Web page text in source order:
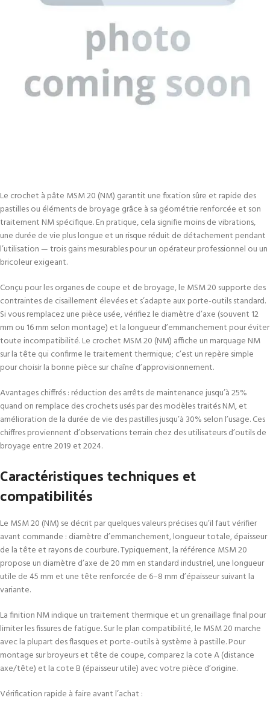
Le crochet à pâte MSM 20 (NM) garantit une fixation sûre et rapide des
pastilles ou éléments de broyage grâce à sa géométrie renforcée et son
traitement NM spécifique. En pratique, cela signifie moins de vibrations,
une durée de vie plus longue et un risque réduit de détachement pendant
l’utilisation — trois gains mesurables pour un opérateur professionnel ou un
bricoleur exigeant.
Conçu pour les organes de coupe et de broyage, le MSM 20 supporte des
contraintes de cisaillement élevées et s’adapte aux porte-outils standard.
Si vous remplacez une pièce usée, vérifiez le diamètre d’axe (souvent 12
mm ou 16 mm selon montage) et la longueur d’emmanchement pour éviter
toute incompatibilité. Le crochet MSM 20 (NM) affiche un marquage NM
sur la tête qui confirme le traitement thermique; c’est un repère simple
pour choisir la bonne pièce sur chaîne d’approvisionnement.
Avantages chiffrés : réduction des arrêts de maintenance jusqu’à 25%
quand on remplace des crochets usés par des modèles traités NM, et
amélioration de la durée de vie des pastilles jusqu’à 30% selon l’usage. Ces
chiffres proviennent d’observations terrain chez des utilisateurs d’outils de
broyage entre 2019 et 2024.
Caractéristiques techniques et
compatibilités
Le MSM 20 (NM) se décrit par quelques valeurs précises qu’il faut vérifier
avant commande : diamètre d’emmanchement, longueur totale, épaisseur
de la tête et rayons de courbure. Typiquement, la référence MSM 20
propose un diamètre d’axe de 20 mm en standard industriel, une longueur
utile de 45 mm et une tête renforcée de 6–8 mm d’épaisseur suivant la
variante.
La finition NM indique un traitement thermique et un grenaillage final pour
limiter les fissures de fatigue. Sur le plan compatibilité, le MSM 20 marche
avec la plupart des flasques et porte-outils à système à pastille. Pour
montage sur broyeurs et tête de coupe, comparez la cote A (distance
axe/tête) et la cote B (épaisseur utile) avec votre pièce d’origine.
Vérification rapide à faire avant l’achat :